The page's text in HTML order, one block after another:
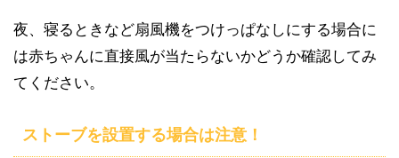
夜、寝るときなど扇風機をつけっぱなしにする場合に
は赤ちゃんに直接風が当たらないかどうか確認してみ
てください。
ストーブを設置する場合は注意！